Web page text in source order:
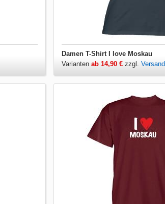
Damen T-Shirt I love Moskau
Varianten ab 14,90 €zzgl. Versand